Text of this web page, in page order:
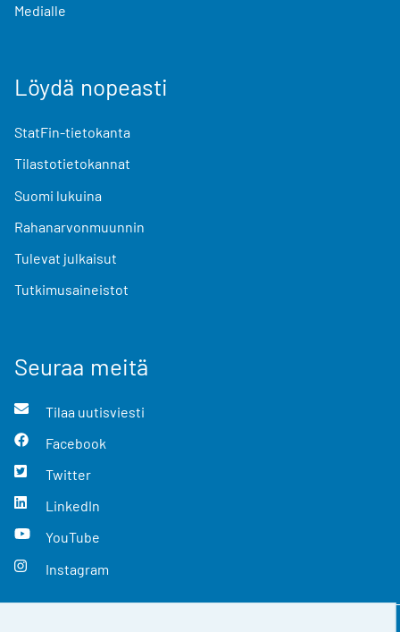
Medialle
Löydä nopeasti
StatFin-tietokanta
Tilastotietokannat
Suomi lukuina
Rahanarvonmuunnin
Tulevat julkaisut
Tutkimusaineistot
Seuraa meitä
Tilaa uutisviesti
Facebook
Twitter
LinkedIn
YouTube
Instagram